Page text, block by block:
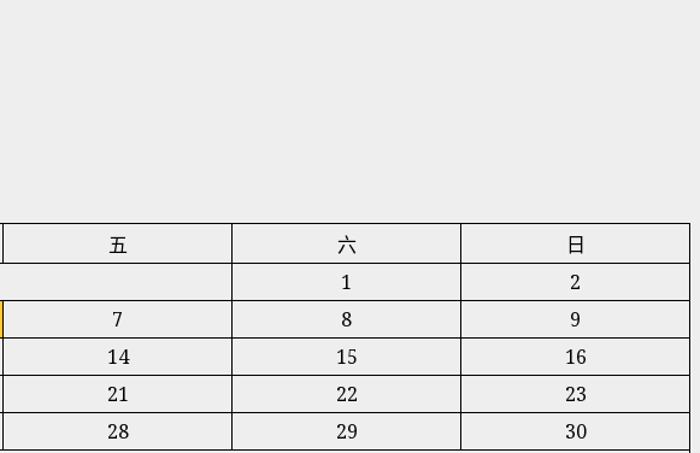
五 六
日
1
2
7 8
9
14 15
16
21 22
23
28 29
30